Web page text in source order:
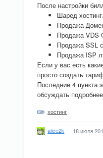
После настройки
Шаред
Продажа
Продажа VDS
Продажа SSL
Продажа ISP
Если у вас есть
просто создать
Последние 4 пункта
обсуждать
хостинг
alice2k 18 июля